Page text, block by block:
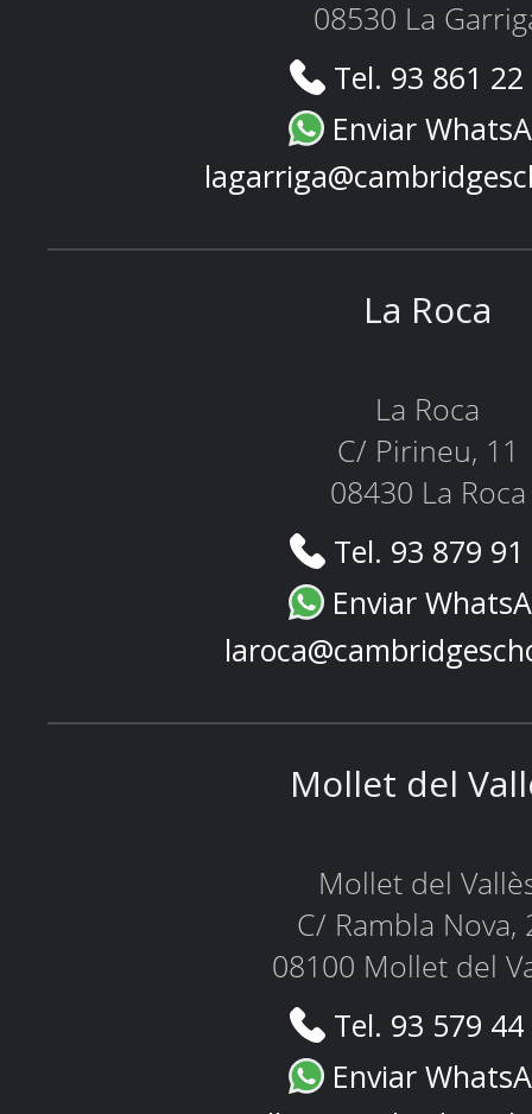
08530 La
Tel. 93 861
Enviar
La Roca
La Roca
C/ Pirineu, 11
08430 La Roca
Tel. 93 879
Enviar
Mollet del
Mollet del
C/ Rambla Nova,
08100 Mollet del
Tel. 93 579
Enviar